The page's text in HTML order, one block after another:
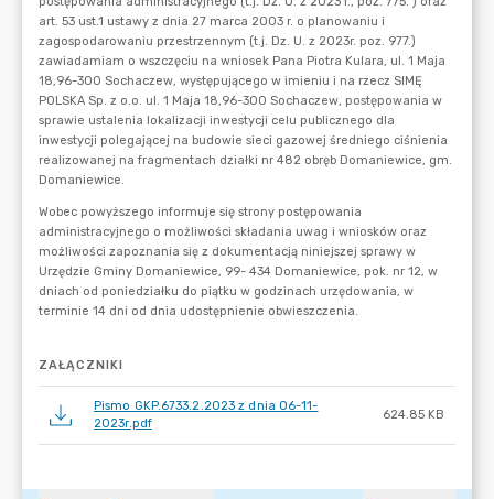
ZAŁĄCZNIKI
Pismo GKP.6733.2.2023 z dnia 06-11-
2023r.pdf
624.85 KB